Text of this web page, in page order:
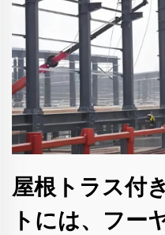
屋根トラス付
トには、フー